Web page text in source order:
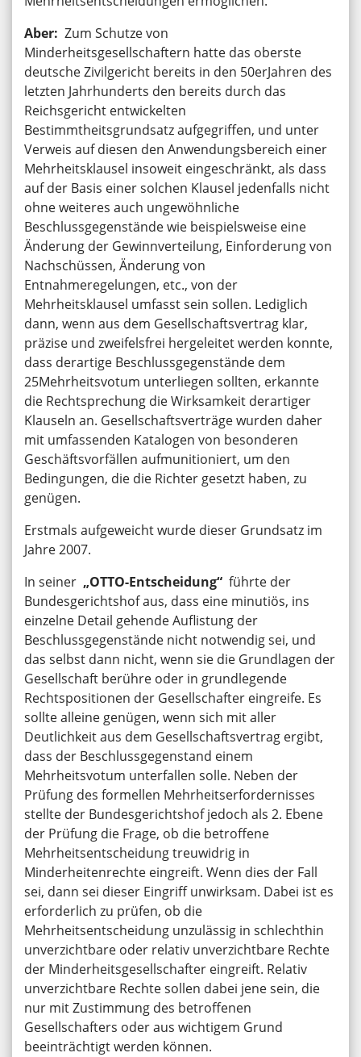
Aber: Zum Schutze von
Minderheitsgesellschaftern hatte das oberste
deutsche Zivilgericht bereits in den 50erJahren des
letzten Jahrhunderts den bereits durch das
Reichsgericht entwickelten
Bestimmtheitsgrundsatz aufgegriffen, und unter
Verweis auf diesen den Anwendungsbereich einer
Mehrheitsklausel insoweit eingeschränkt, als dass
auf der Basis einer solchen Klausel jedenfalls nicht
ohne weiteres auch ungewöhnliche
Beschlussgegenstände wie beispielsweise eine
Änderung der Gewinnverteilung, Einforderung von
Nachschüssen, Änderung von
Entnahmeregelungen, etc., von der
Mehrheitsklausel umfasst sein sollen. Lediglich
dann, wenn aus dem Gesellschaftsvertrag klar,
präzise und zweifelsfrei hergeleitet werden konnte,
dass derartige Beschlussgegenstände dem
25Mehrheitsvotum unterliegen sollten, erkannte
die Rechtsprechung die Wirksamkeit derartiger
Klauseln an. Gesellschaftsverträge wurden daher
mit umfassenden Katalogen von besonderen
Geschäftsvorfällen aufmunitioniert, um den
Bedingungen, die die Richter gesetzt haben, zu
genügen.
Erstmals aufgeweicht wurde dieser Grundsatz im
Jahre 2007.
In seiner „OTTO-Entscheidung“ führte der
Bundesgerichtshof aus, dass eine minutiös, ins
einzelne Detail gehende Auflistung der
Beschlussgegenstände nicht notwendig sei, und
das selbst dann nicht, wenn sie die Grundlagen der
Gesellschaft berühre oder in grundlegende
Rechtspositionen der Gesellschafter eingreife. Es
sollte alleine genügen, wenn sich mit aller
Deutlichkeit aus dem Gesellschaftsvertrag ergibt,
dass der Beschlussgegenstand einem
Mehrheitsvotum unterfallen solle. Neben der
Prüfung des formellen Mehrheitserfordernisses
stellte der Bundesgerichtshof jedoch als 2. Ebene
der Prüfung die Frage, ob die betroffene
Mehrheitsentscheidung treuwidrig in
Minderheitenrechte eingreift. Wenn dies der Fall
sei, dann sei dieser Eingriff unwirksam. Dabei ist es
erforderlich zu prüfen, ob die
Mehrheitsentscheidung unzulässig in schlechthin
unverzichtbare oder relativ unverzichtbare Rechte
der Minderheitsgesellschafter eingreift. Relativ
unverzichtbare Rechte sollen dabei jene sein, die
nur mit Zustimmung des betroffenen
Gesellschafters oder aus wichtigem Grund
beeinträchtigt werden können.